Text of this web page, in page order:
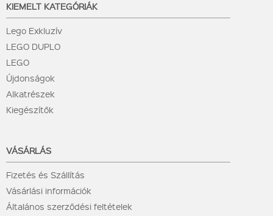
KIEMELT KATEGÓRIÁK
Lego Exkluzív
LEGO DUPLO
LEGO
Újdonságok
Alkatrészek
Kiegészítők
VÁSÁRLÁS
Fizetés és Szállítás
Vásárlási információk
Általános szerződési feltételek